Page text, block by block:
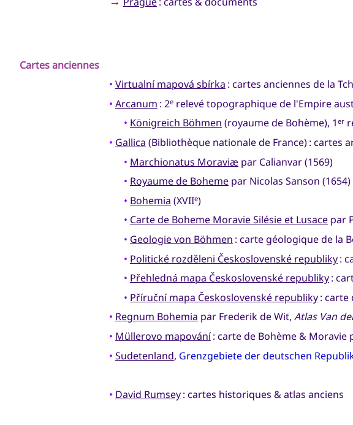
Cartes anciennes
• Virtualní mapová sbírka : cartes anciennes de la
• Arcanum : 2erelevé topographique de l'Empire
• Königreich Böhmen (royaume de Bohème), 1 er
• Gallica (Bibliothèque nationale de France) : cartes
• Marchionatus Moraviæ par Calianvar (1569)
• Royaume de Bohemepar Nicolas Sanson (1654)
• Bohemia (XVIIe)
• Carte de Boheme Moravie Silésie et Lusacepar
• Geologie von Böhmen : carte géologique de la
• Politické rozděleni Československé republiky:
• Přehledná mapa Československé republiky:
• Příruční mapa Československé republiky: carte
• Regnum Bohemia par Frederik de Wit, Atlas Van
• Müllerovo mapování: carte de Bohème & Moravie
• Sudetenland, Grenzgebiete der deutschen
• David Rumsey: cartes historiques & atlas anciens